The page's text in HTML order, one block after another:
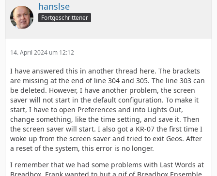
hanslse
Fortgeschrittener
14. April 2024 um 12:12
I have answered this in another thread here. The brackets
are missing at the end of line 304 and 305. The line 303 can
be deleted. However, I have another problem, the screen
saver will not start in the default configuration. To make it
start, I have to open Preferences and into Lights Out,
change something, like the time setting, and save it. Then
the screen saver will start. I also got a KR-07 the first time I
woke up from the screen saver and tried to exit Geos. After
a reset of the system, this error is no longer.
I remember that we had some problems with Last Words at